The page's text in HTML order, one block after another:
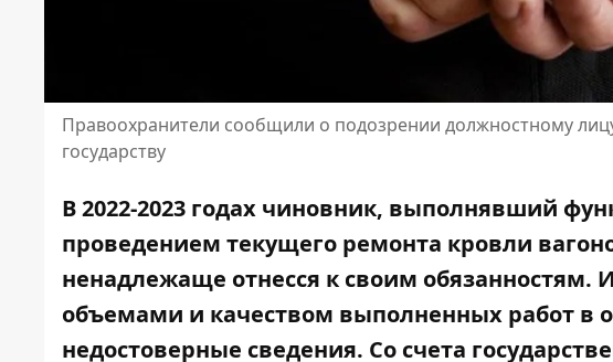
Правоохранители сообщили о подозрении должностному
государству
В 2022-2023 годах чиновник, выполнявший
проведением текущего ремонта кровли
ненадлежаще отнесся к своим обязанностям.
объемами и качеством выполненных работ
недостоверные сведения. Со счета